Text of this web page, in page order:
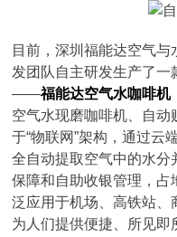
目前，深圳福能达空气
发团队自主研发生产了
——福能达空气水咖啡机
空气水现磨咖啡机、自动
于“物联网”架构，通过云
全自动提取空气中的水分
保障和自助收银管理，
泛应用于机场、高铁站、
为人们提供便捷、所见